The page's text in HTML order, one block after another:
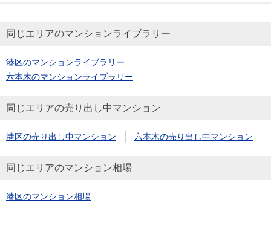
同じエリアのマンションライブラリー
港区のマンションライブラリー
六本木のマンションライブラリー
同じエリアの売り出し中マンション
港区の売り出し中マンション 六本木の売り出し中マンション
同じエリアのマンション相場
港区のマンション相場